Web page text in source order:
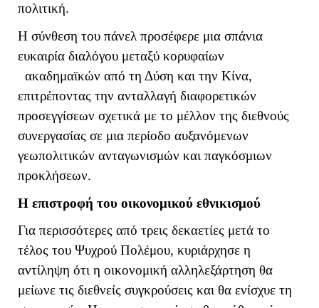
πολιτική.
Η σύνθεση του πάνελ προσέφερε μια σπάνια
ευκαιρία διαλόγου μεταξύ κορυφαίων
ακαδημαϊκών από τη Δύση και την Κίνα,
επιτρέποντας την ανταλλαγή διαφορετικών
προσεγγίσεων σχετικά με το μέλλον της διεθνούς
συνεργασίας σε μια περίοδο αυξανόμενων
γεωπολιτικών ανταγωνισμών και παγκόσμιων
προκλήσεων.
Η επιστροφή του οικονομικού εθνικισμού
Για περισσότερες από τρεις δεκαετίες μετά το
τέλος του Ψυχρού Πολέμου, κυριάρχησε η
αντίληψη ότι η οικονομική αλληλεξάρτηση θα
μείωνε τις διεθνείς συγκρούσεις και θα ενίσχυε τη